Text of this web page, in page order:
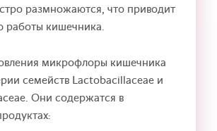
размножаются, что приводит
работы кишечника.
микрофлоры кишечника
семейств Lactobacillaceae и
Они содержатся в